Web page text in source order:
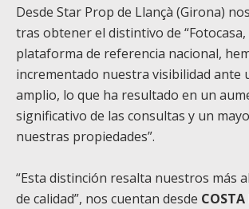
Desde Star Prop de Llançà (Girona)
tras obtener el distintivo de “Fotocasa,
plataforma de referencia nacional,
incrementado nuestra visibilidad ante
amplio, lo que ha resultado en un
significativo de las consultas y un
nuestras propiedades”.
“Esta distinción resalta nuestros más
de calidad”, nos cuentan desde COSTA